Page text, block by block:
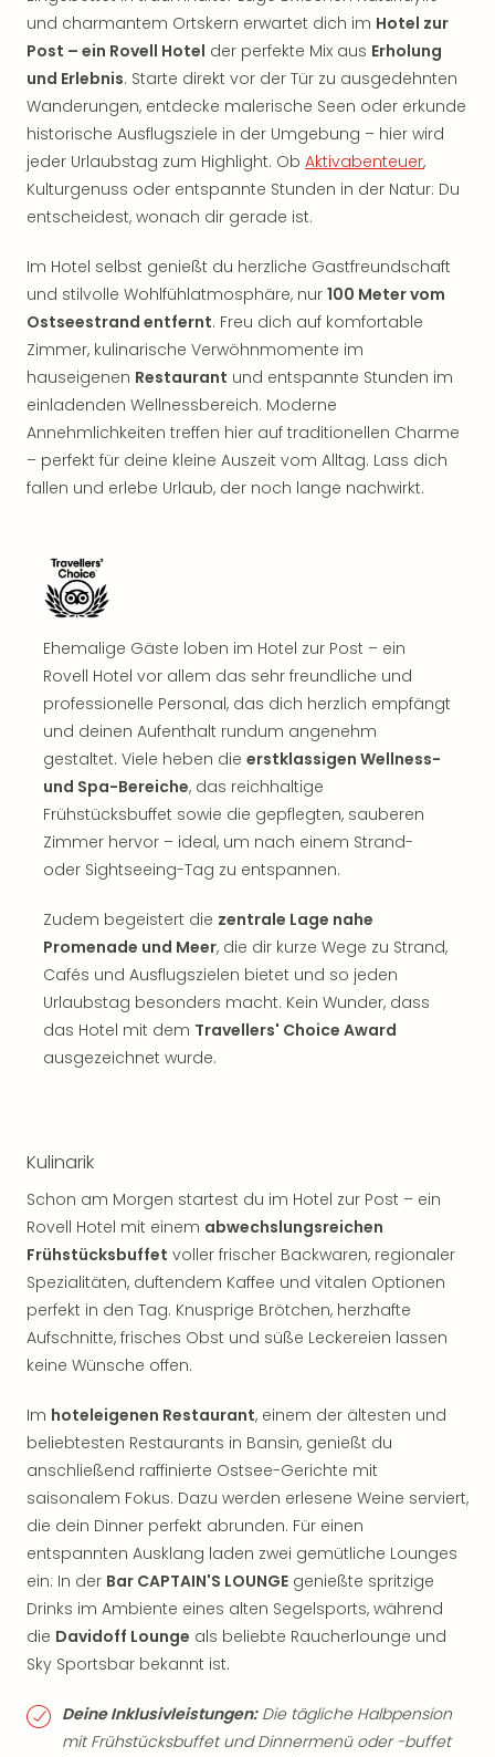
und charmantem Ortskern erwartet dich im Hotel zur
Post – ein Rovell Hotel der perfekte Mix aus Erholung
und Erlebnis. Starte direkt vor der Tür zu ausgedehnten
Wanderungen, entdecke malerische Seen oder erkunde
historische Ausflugsziele in der Umgebung – hier wird
jeder Urlaubstag zum Highlight. Ob Aktivabenteuer,
Kulturgenuss oder entspannte Stunden in der Natur: Du
entscheidest, wonach dir gerade ist.
Im Hotel selbst genießt du herzliche Gastfreundschaft
und stilvolle Wohlfühlatmosphäre, nur 100 Meter vom
Ostseestrand entfernt. Freu dich auf komfortable
Zimmer, kulinarische Verwöhnmomente im
hauseigenen Restaurant und entspannte Stunden im
einladenden Wellnessbereich. Moderne
Annehmlichkeiten treffen hier auf traditionellen Charme
– perfekt für deine kleine Auszeit vom Alltag. Lass dich
fallen und erlebe Urlaub, der noch lange nachwirkt.
Ehemalige Gäste loben im Hotel zur Post – ein
Rovell Hotel vor allem das sehr freundliche und
professionelle Personal, das dich herzlich empfängt
und deinen Aufenthalt rundum angenehm
gestaltet. Viele heben die erstklassigen Wellness-
und Spa-Bereiche, das reichhaltige
Frühstücksbuffet sowie die gepflegten, sauberen
Zimmer hervor – ideal, um nach einem Strand-
oder Sightseeing-Tag zu entspannen.
Zudem begeistert die zentrale Lage nahe
Promenade und Meer, die dir kurze Wege zu Strand,
Cafés und Ausflugszielen bietet und so jeden
Urlaubstag besonders macht. Kein Wunder, dass
das Hotel mit dem Travellers' Choice Award
ausgezeichnet wurde.
Kulinarik
Schon am Morgen startest du im Hotel zur Post – ein
Rovell Hotel mit einem abwechslungsreichen
Frühstücksbuffet voller frischer Backwaren, regionaler
Spezialitäten, duftendem Kaffee und vitalen Optionen
perfekt in den Tag. Knusprige Brötchen, herzhafte
Aufschnitte, frisches Obst und süße Leckereien lassen
keine Wünsche offen.
Im hoteleigenen Restaurant, einem der ältesten und
beliebtesten Restaurants in Bansin, genießt du
anschließend raffinierte Ostsee-Gerichte mit
saisonalem Fokus. Dazu werden erlesene Weine serviert,
die dein Dinner perfekt abrunden. Für einen
entspannten Ausklang laden zwei gemütliche Lounges
ein: In der Bar CAPTAIN'S LOUNGE genießte spritzige
Drinks im Ambiente eines alten Segelsports, während
die Davidoff Lounge als beliebte Raucherlounge und
Sky Sportsbar bekannt ist.
Deine Inklusivleistungen:Die tägliche Halbpension
mit Frühstücksbuffet und Dinnermenü oder -buffet